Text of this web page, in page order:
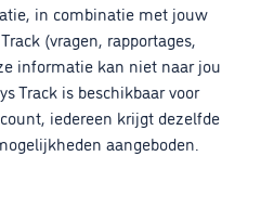
in combinatie met jouw
(vragen, rapportages,
informatie kan niet naar jou
Track is beschikbaar voor
iedereen krijgt dezelfde
aangeboden.